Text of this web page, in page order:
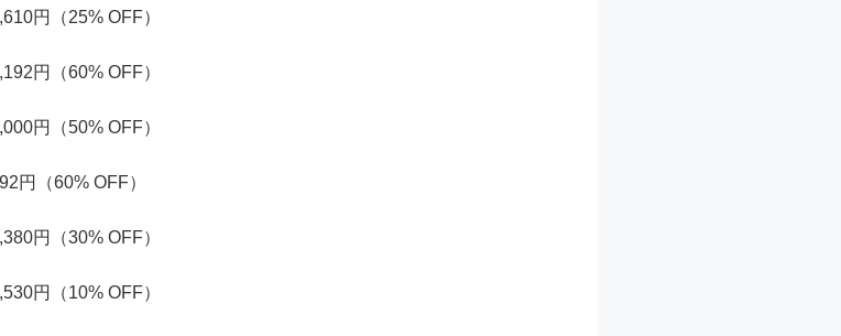
円（25% OFF）
円（60% OFF）
円（50% OFF）
円（60% OFF）
円（30% OFF）
円（10% OFF）